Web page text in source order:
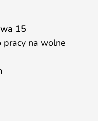
15
pracy na wolne